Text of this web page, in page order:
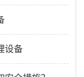
设备